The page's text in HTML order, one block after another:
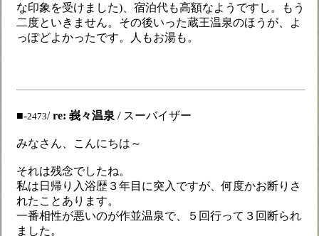
な印象を受けました)、宿泊代も高額なようですし。もう
二度といきません。その後いった蔵王温泉のほうが、よ
っぽどよかったです。人もお湯も。
■-2473/re: 峩々温泉 / スーバイザー
みなさん、こんにちは～
それは残念でしたね。
私は日帰り入浴歴３年目に突入ですが、何度かお断りさ
れたことあります。
一番相性が悪いのが作並温泉で、５回行って３回断られ
ました。